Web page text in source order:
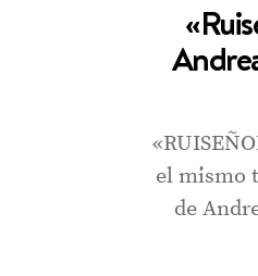
el mismo
de